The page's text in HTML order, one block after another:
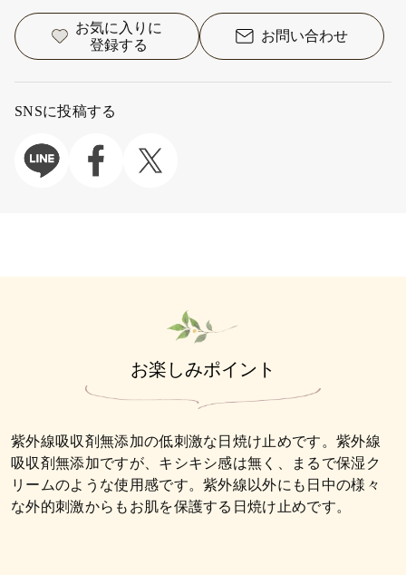
お気に入りに
登録する
お問い合わせ
SNSに投稿する
お楽しみポイント
紫外線吸収剤無添加の低刺激な日焼け止めです。紫外線
吸収剤無添加ですが、キシキシ感は無く、まるで保湿ク
リームのような使用感です。紫外線以外にも日中の様々
な外的刺激からもお肌を保護する日焼け止めです。